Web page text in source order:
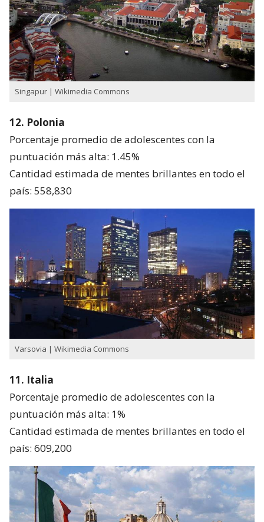
Singapur | Wikimedia Commons
12. Polonia
Porcentaje promedio de adolescentes con la
puntuación más alta: 1.45%
Cantidad estimada de mentes brillantes en todo el
país: 558,830
Varsovia | Wikimedia Commons
11. Italia
Porcentaje promedio de adolescentes con la
puntuación más alta: 1%
Cantidad estimada de mentes brillantes en todo el
país: 609,200